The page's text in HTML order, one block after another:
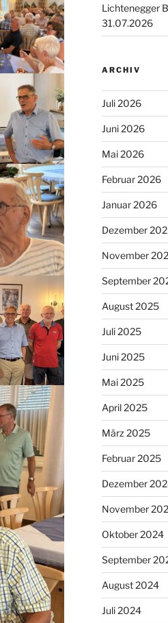
Lichtenegger
31.07.2026
ARCHIV
Juli 2026
Juni 2026
Mai 2026
Februar 2026
Januar 2026
Dezember
November
September
August 2025
Juli 2025
Juni 2025
Mai 2025
April 2025
März 2025
Februar 2025
Dezember
November
Oktober 2024
September
August 2024
Juli 2024